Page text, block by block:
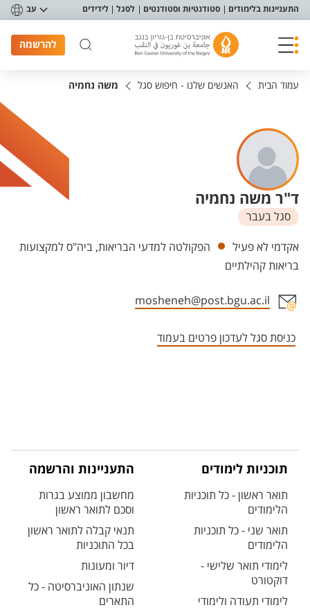
תפריט נגישות
התעניינות בלימודים סטודנטיות וסטודנטים לסגל לידידים עב
להרשמה
עמוד הבית האנשים שלנו - חיפוש סגל משה נחמיה
ד"ר משה נחמיה
סגל בעבר
יחידות
אקדמי לא פעיל
הפקולטה למדעי הבריאות, ביה"ס למקצועות
בריאות קהילתיים
mosheneh@post.bgu.ac.il
כניסת סגל לעדכון פרטים בעמוד
תוכניות לימודים
תואר ראשון - כל תוכניות
הלימודים
תואר שני - כל תוכניות
הלימודים
לימודי תואר שלישי -
דוקטורט
לימודי תעודה ולימודי
התעניינות והרשמה
מחשבון ממוצע בגרות
וסכם לתואר ראשון
תנאי קבלה לתואר ראשון
בכל התוכניות
דיור ומעונות
שנתון האוניברסיטה - כל
התארים